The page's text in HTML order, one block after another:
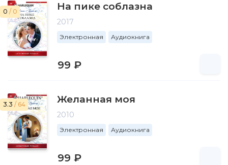
0 / 0 На пике соблазна
2017
Электронная Аудиокнига
99 ₽
3.3 / 64 Желанная моя
2010
Электронная Аудиокнига
99 ₽